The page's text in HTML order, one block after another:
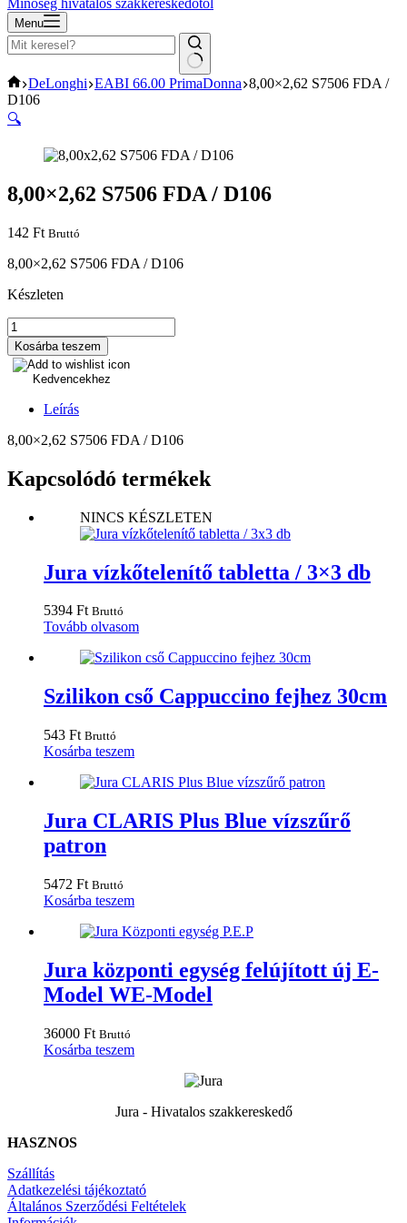
Minőség hivatalos szakkereskedőtől
Menu
No
results
Home
DeLonghi EABI 66.00 PrimaDonna 8,00×2,62 S7506 FDA /
D106
🔍
8,00×2,62 S7506 FDA / D106
142 Ft Bruttó
8,00×2,62 S7506 FDA / D106
Készleten
8,00x2,62
S7506
FDA
mennyiség
Kosárba teszem
Kedvencekhez
Leírás
8,00×2,62 S7506 FDA / D106
Kapcsolódó termékek
NINCS KÉSZLETEN
Jura vízkőtelenítő tabletta / 3×3 db
5394 Ft Bruttó
Tovább olvasom
Szilikon cső Cappuccino fejhez 30cm
543 Ft Bruttó
Kosárba teszem
Jura CLARIS Plus Blue vízszűrő
patron
5472 Ft Bruttó
Kosárba teszem
Jura központi egység felújított új E-
Model WE-Model
36000 Ft Bruttó
Kosárba teszem
Jura - Hivatalos szakkereskedő
HASZNOS
Szállítás
Adatkezelési tájékoztató
Általános Szerződési Feltételek